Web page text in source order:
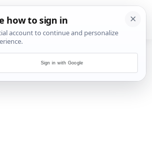
Sign in with Google